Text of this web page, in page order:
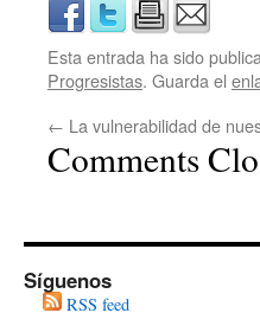
Esta entrada ha sido
Progresistas. Guarda el
← La vulnerabilidad de
Comments
Síguenos
RSS feed